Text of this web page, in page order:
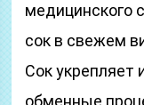
медицинского
сок в свежем
Сок укрепляет
обменные